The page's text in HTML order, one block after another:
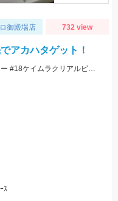
御殿場店 732 view
カハタゲット！
ヒットルアーはプロズワン：スパイニークロー #18ケイムラクリアルビー 良型アカハタ おめでとうございます！
ｽ